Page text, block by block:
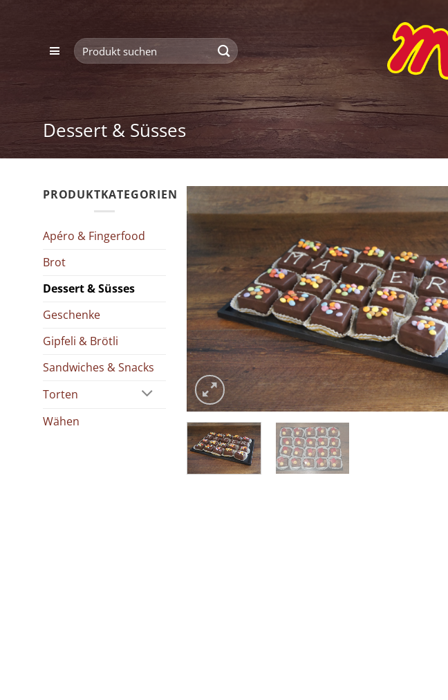
springen
Suchen
nach:
Dessert & Süsses
PRODUKTKATEGORIEN
Apéro & Fingerfood
Brot
Dessert & Süsses
Geschenke
Gipfeli & Brötli
Sandwiches & Snacks
Torten
Wähen